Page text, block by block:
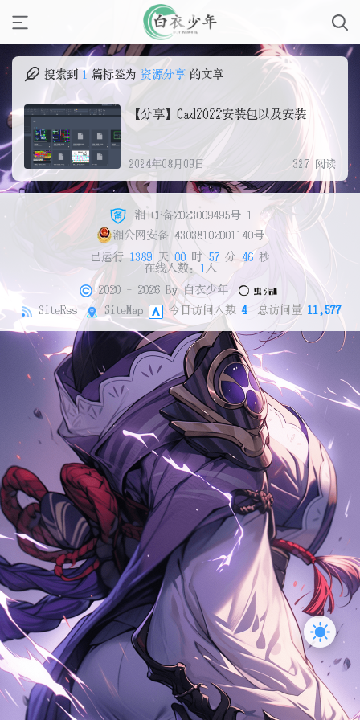
搜索到 1 篇标签为 资源分享 的文章
【分享】Cad2022安装包以及安装
2024年08月09日 327 阅读
湘ICP备2023009495号-1
湘公网安备 43038102001140号
已运行 1389 天 00 时 57 分 46 秒
在线人数：
1 人
2020 - 2026 By 白衣少年
SiteRss
SiteMap 今日访问人数 4 总访问量 11,577